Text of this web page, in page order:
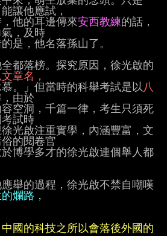
讓他應試，
他的耳邊傳來安西教練的話，
，及時
是，他名落孫山了。
都落榜。探究原因，徐光啟的
章名，
。」但當時的科舉考試是以 八
由於
空洞，千篇一律，考生只須死
試時
光啟注重實學，內涵豐富，文
的閱卷官
博學多才的徐光啟連個舉人都
舉的過程，徐光啟不禁自嘲嘆
爛路，
國的科技之所以會落後外國的